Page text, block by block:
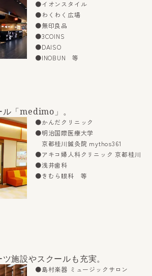
●イオンスタイル
●わくわく広場
●無印良品
●3COINS
●DAISO
●INOBUN 等
「medimo」。
●かんだクリニック
●明治国際医療大学
京都桂川鍼灸院 mythos361
●アキコ婦人科クリニック 京都桂川
●浅井歯科
●きむら眼科 等
施設やスクールも充実。
●島村楽器 ミュージックサロン